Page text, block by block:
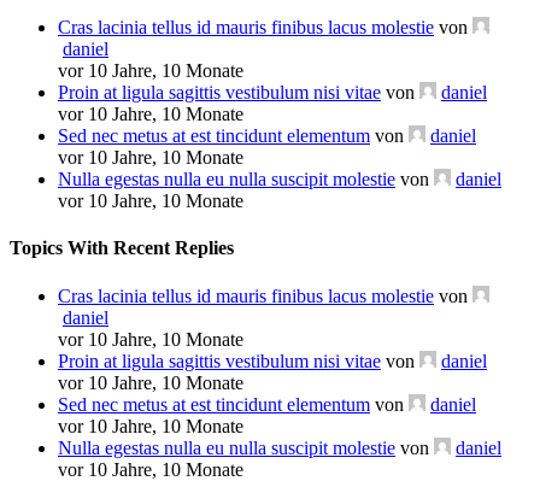
Cras lacinia tellus id mauris finibus lacus molestie von
daniel
vor 10 Jahre, 10 Monate
Proin at ligula sagittis vestibulum nisi vitae von
daniel
vor 10 Jahre, 10 Monate
Sed nec metus at est tincidunt elementum von
daniel
vor 10 Jahre, 10 Monate
Nulla egestas nulla eu nulla suscipit molestie von
daniel
vor 10 Jahre, 10 Monate
Topics With Recent Replies
Cras lacinia tellus id mauris finibus lacus molestie von
daniel
vor 10 Jahre, 10 Monate
Proin at ligula sagittis vestibulum nisi vitae von
daniel
vor 10 Jahre, 10 Monate
Sed nec metus at est tincidunt elementum von
daniel
vor 10 Jahre, 10 Monate
Nulla egestas nulla eu nulla suscipit molestie von
daniel
vor 10 Jahre, 10 Monate